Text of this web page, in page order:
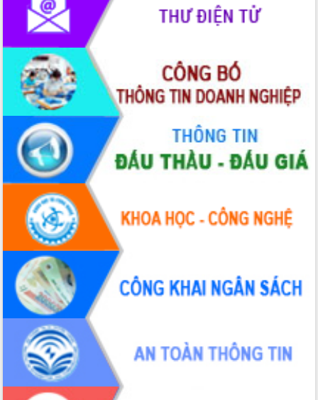
đề ra
UBND tỉnh Đắk Lắk tổng kết công tác
quốc phòng, quân sự địa phương năm
2025
Tập trung triển khai quyết liệt, đồng bộ
các giải pháp nhằm thực hiện hiệu quả
các nhiệm vụ đề ra năm 2025
Phát huy vai trò của người có uy tín
trong phòng chống tảo hôn và hôn
nhân cận huyết thống
Nông sản Tây Nguyên thu hút doanh
nghiệp nước ngoài
Đắk Lắk định vị thương hiệu du lịch
“Biển – Rừng – Cà phê” trong không
gian phát triển mới
Hội nghị chia sẻ kinh nghiệm, chuyển
giao kỹ thuật y tế, định hướng phát
triển chuyên sâu đến 2030
Chuyển đổi số mở ra không gian phát
triển trong lĩnh vực văn hóa, du lịch
Công bố quyết định của Ban Thường
vụ Tỉnh ủy về công tác cán bộ.
Thủ tướng Phạm Minh Chính: Khẩn
trương tái thiết cuộc sống người dân
sau thiên tai